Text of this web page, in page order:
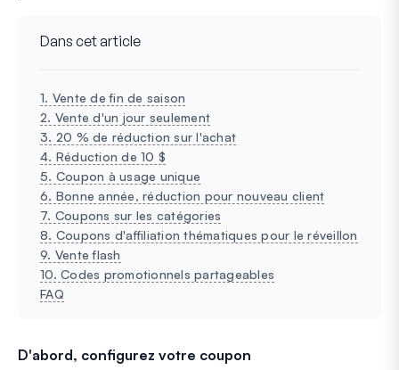
Dans cet article
1. Vente de fin de saison
2. Vente d'un jour seulement
3. 20 % de réduction sur l'achat
4. Réduction de 10 $
5. Coupon à usage unique
6. Bonne année, réduction pour nouveau client
7. Coupons sur les catégories
8. Coupons d'affiliation thématiques pour le réveillon
9. Vente flash
10. Codes promotionnels partageables
FAQ
D'abord, configurez votre coupon